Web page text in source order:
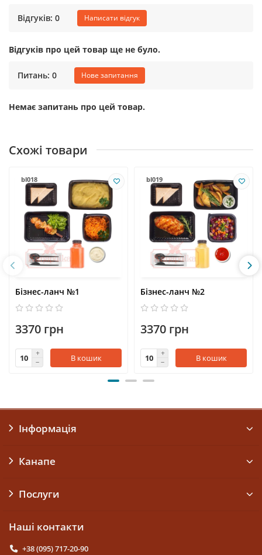
Відгуків: 0 Написати відгук
Відгуків про цей товар ще не було.
Питань: 0 Нове запитання
Немає запитань про цей товар.
Схожі товари
bl018
Бізнес-ланч №1
3370 грн
В кошик
bl019
Бізнес-ланч №2
3370 грн
В кошик
Інформація
Канапе
Послуги
Наші контакти
+38 (095) 717-20-90